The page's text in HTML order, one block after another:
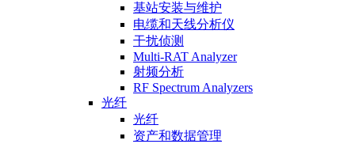
基站安装与维护
电缆和天线分析仪
干扰侦测
Multi-RAT Analyzer
射频分析
RF Spectrum Analyzers
光纤
光纤
资产和数据管理